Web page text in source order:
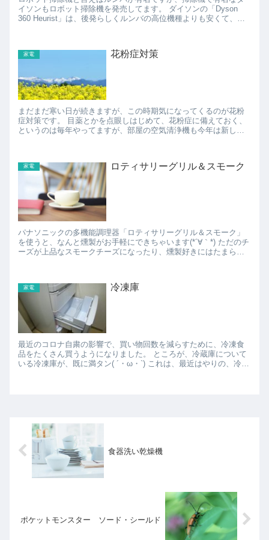
イソンもロボット掃除機を発売してます。 ダイソンの「Dyson
360 Heurist」は、後発らしくルンバの高位機種よりも安くて、高
家電 花粉症対策
まだまだ寒い日が続きますが、この時期気になってくるのが花粉
症対策です。 目薬とかを点眼しはじめて、花粉症に備えておく、
というのは毎年やってますが、部屋の空気清浄機も今年は新しく
家電 ロティサリーグリル＆スモーク
パナソニックの多機能調理器「ロティサリーグリル＆スモーク」
を使うと、なんと燻製がお手軽にできちゃいます(*´∀｀*) ただのチ
ーズが上品なスモークチーズになったり、燻製好きにはたまらな
家電 冷凍庫
最近のコロナ自粛の影響で、買い物回数を減らすために、冷凍食
品をたくさん買うようになりました。 ところが、冷蔵庫について
いる冷凍庫が、既に満タン( ´・ω・`) これは、最近はやりの、冷凍
食器洗い乾燥機
ポケットモンスター ソード・シールド